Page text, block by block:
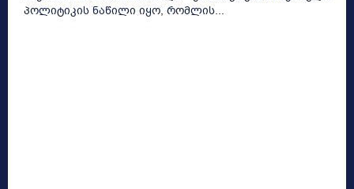
პოლიტიკის ნაწილი იყო, რომლის...